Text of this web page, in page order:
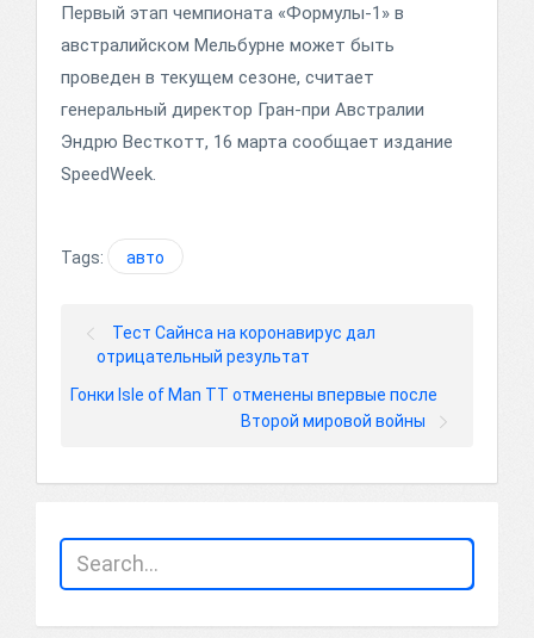
Первый этап чемпионата «Формулы-1» в
австралийском Мельбурне может быть
проведен в текущем сезоне, считает
генеральный директор Гран-при Австралии
Эндрю Весткотт, 16 марта сообщает издание
SpeedWeek.
Tags: авто
Тест Сайнса на коронавирус дал
отрицательный результат
Гонки Isle of Man TT отменены впервые после
Второй мировой войны